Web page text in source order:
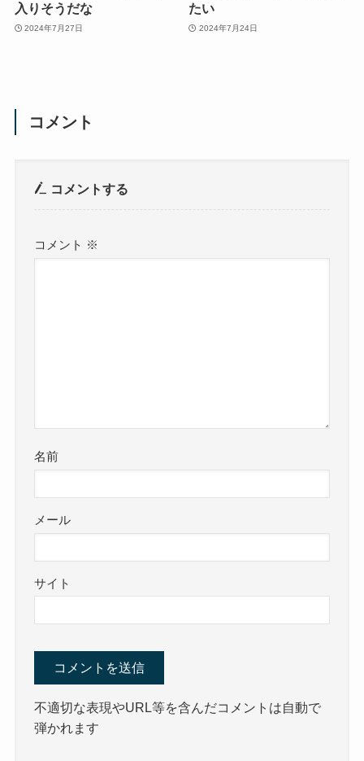
入りそうだな
2024年7月27日
たい
2024年7月24日
コメント
コメントする
コメント ※
名前
メール
サイト
不適切な表現やURL等を含んだコメントは自動で
弾かれます